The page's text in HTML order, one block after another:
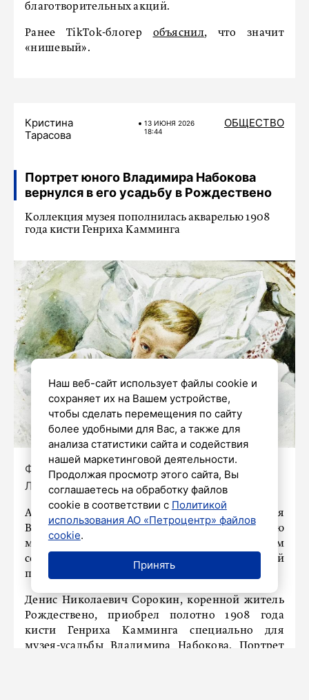
благотворительных акций.
Ранее TikTok-блогер объяснил, что значит
«нишевый».
Кристина
Тарасова
13 ИЮНЯ 2026
18:44
ОБЩЕСТВО
Портрет юного Владимира Набокова
вернулся в его усадьбу в Рождествено
Коллекция музея пополнилась акварелью 1908
года кисти Генриха Камминга
Фото: Комитет информационной политики
Ленобласти
Акварель с портретом юного русского писателя
Владимира Набокова пополнит коллекцию
музея-усадьбы «Рождествено». Об этом
сообщили в Комитете информационной
политики Ленобласти.
Денис Николаевич Сорокин, коренной житель
Рождествено, приобрел полотно 1908 года
кисти Генриха Камминга специально для
музея-усадьбы Владимира Набокова. Портрет
Наш веб-сайт использует файлы cookie и
сохраняет их на Вашем устройстве,
чтобы сделать перемещения по сайту
более удобными для Вас, а также для
анализа статистики сайта и содействия
нашей маркетинговой деятельности.
Продолжая просмотр этого сайта, Вы
соглашаетесь на обработку файлов
cookie в соответствии с Политикой
использования АО «Петроцентр» файлов
cookie.
Принять